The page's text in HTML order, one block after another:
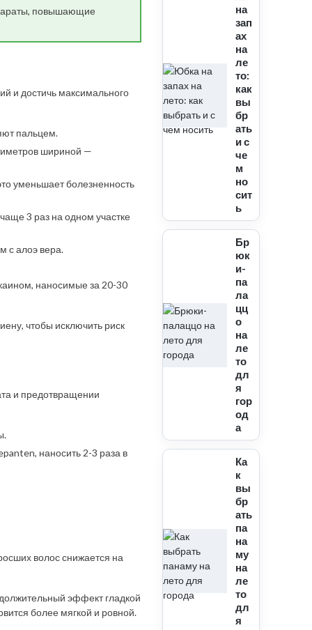
повышающие
и достичь максимального
пальцем.
шириной —
уменьшает болезненность
3 раз на одном участке
с алоэ вера.
наносимые за 20-30
чтобы исключить риск
и предотвращении
наносить 2-3 раза в
волос снижается на
эффект гладкой
более мягкой и ровной.
на
зап
ах
на
ле
то:
как
вы
бр
ать
и с
че
м
но
сит
ь
Бр
юк
и-
па
ла
цц
о
на
ле
то
дл
я
гор
од
а
Ка
к
вы
бр
ать
па
на
му
на
ле
то
дл
я